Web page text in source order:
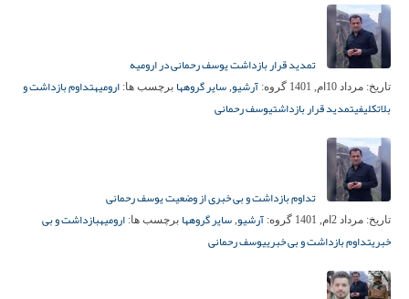
تمدید قرار بازداشت یوسف رحمانی در ارومیه
تاریخ: مرداد 10ام, 1401 گروه: آرشیو, سایر گروهها برچسب ها: ارومیهتداوم بازداشت و
بلاتکلیفیتمدید قرار بازداشتیوسف رحمانی
تداوم بازداشت و بی خبری از وضعیت یوسف رحمانی
تاریخ: مرداد 2ام, 1401 گروه: آرشیو, سایر گروهها برچسب ها: ارومیهبازداشت و بی
خبریتداوم بازداشت و بی خبرییوسف رحمانی